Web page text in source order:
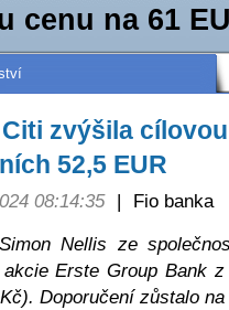
cenu na 61
zvýšila
52,5 EUR
08:14:35 |
Fio banka
Nellis ze
Erste Group Bank
Doporučení zůstalo na